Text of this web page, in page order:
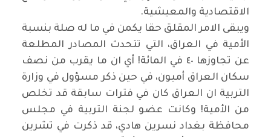
الاقتصادية والمعيشية.
ويبقى الامر المقلق حقا يكمن في ما له صلة بنسبة
الأمية في العراق، التي تتحدث المصادر المطلعة
عن تجاوزها ٤٠ في المائة! أي ان ما يقرب من نصف
سكان العراق أميون، في حين ذكر مسؤول في وزارة
التربية ان العراق كان في فترات سابقة قد تخلص
من الأمية! وكانت عضو لجنة التربية في مجلس
محافظة بغداد نسرين هادي، قد ذكرت في تشرين